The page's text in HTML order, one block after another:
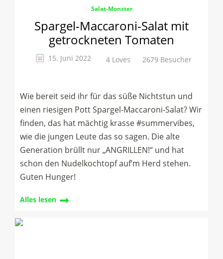
Salat-Monster
Spargel-Maccaroni-Salat mit
getrockneten Tomaten
15. Juni 2022 4 Loves 2679 Besucher
Wie bereit seid ihr für das süße Nichtstun und
einen riesigen Pott Spargel-Maccaroni-Salat? Wir
finden, das hat mächtig krasse #summervibes,
wie die jungen Leute das so sagen. Die alte
Generation brüllt nur „ANGRILLEN!“ und hat
schon den Nudelkochtopf auf’m Herd stehen.
Guten Hunger!
Alles lesen